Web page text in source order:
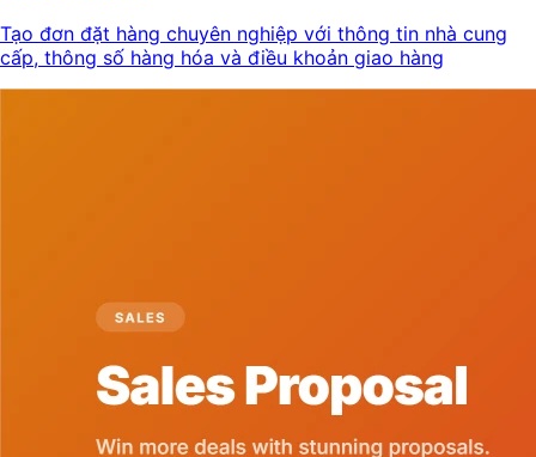
Tạo đơn đặt hàng chuyên nghiệp với thông tin nhà cung
cấp, thông số hàng hóa và điều khoản giao hàng